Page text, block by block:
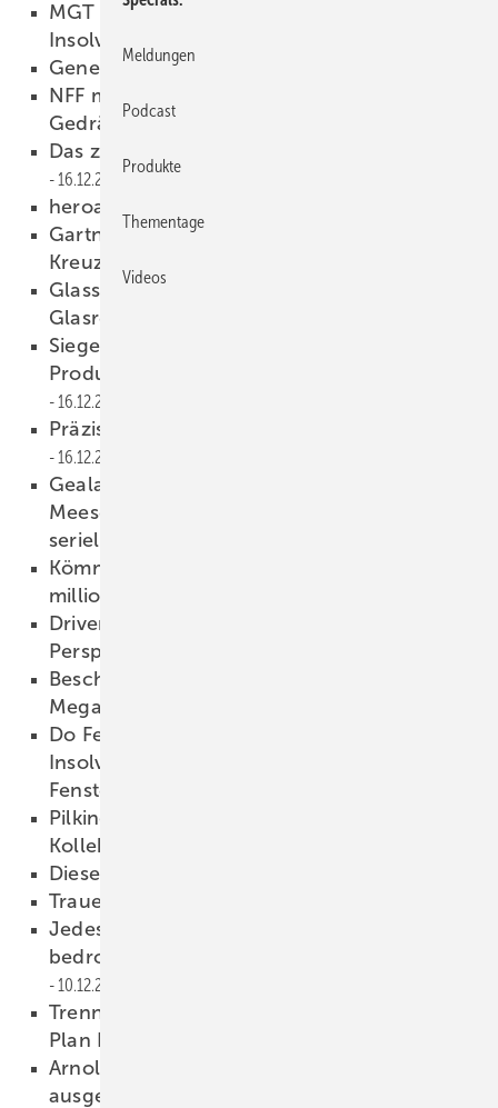
MGT Mayer Glastechnik in Feldkirch hat nun
Insolvenz angemeldet
Generationswechsel bei Gemata
NFF meldet volle Ausstellerliste und dichtes
Gedränge beim Einlass
Das zeigt Hegla auf der Messe in Nürnberg
16.12.2025
heroal erweitert Angebot
Gartner montiert den ersten Arm des
Kreuzes
Glass for Europe: Das ändert sich bei den
Glasregularien
Siegenia setzt auf GFK: Neue
Produktionshalle für HS-Bodenschwellen
16.12.2025
Präzise gebogene Gläser für Stockholm
16.12.2025
Gealan, Glassolutions, Roma und
Meesenburg starten Roadshow zum
seriellen Bauen
Kömmerling Branchentalk 2025: Es geht um
millionenschwere Leads
Drivers Seat 37: Besinnliche Zeiten? frische
Perspektiven!
Beschlag-Spezialist Sobinco weiht neuen
Mega-Campus ein
Do Fenster Gruppe: Jetzt auch
Insolvenzanmeldung bei Meißner
Fenstertechnik
Pilkington UK stellt neue Designglas
Kollektion vor
Dieser Speicher kann mehr
Trauer um Günther Arnold
Jedes zweite Unternehmen von Einbrüchen
bedroht – auch Privatpersonen rüsten auf
10.12.2025
Trennwände schnell geplant mit dem „easy
Plan Konfigurator“
Arnold Akademie für „Beispielhaftes Bauen“
ausgezeichnet
Meldungen
Podcast
Produkte
Thementage
Videos